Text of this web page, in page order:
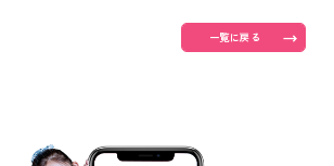
消費者志向自主宣言
採用情報
一覧に戻る